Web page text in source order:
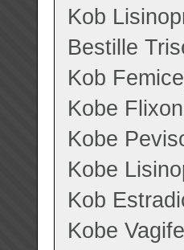
Kob
Bestille
Kob
Kobe
Kobe
Kobe
Kob
Kobe